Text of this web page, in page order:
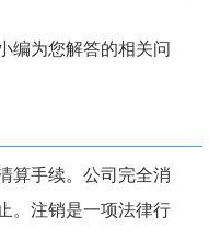
编为您解答的相关问
算手续。公司完全消
。注销是一项法律行